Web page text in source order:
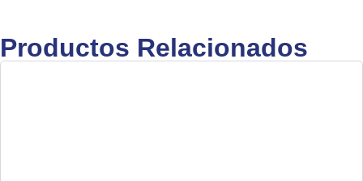
Productos Relacionados